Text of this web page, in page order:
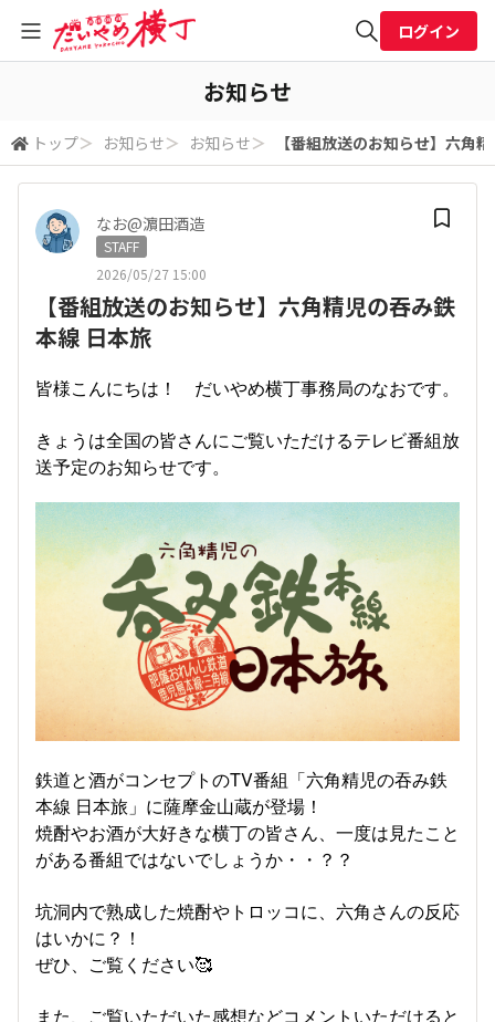
検索
ログイン
お知らせ
トップ＞ お知らせ＞ お知らせ＞ 【番組放送のお知らせ】六角
なお@濵田酒造
STAFF
2026/05/27 15:00
【番組放送のお知らせ】六角精児の吞み鉄
本線 日本旅
皆様こんにちは！ だいやめ横丁事務局のなおです。
きょうは全国の皆さんにご覧いただけるテレビ番組放
送予定のお知らせです。
鉄道と酒がコンセプトのTV番組「六角精児の吞み鉄
本線 日本旅」に薩摩金山蔵が登場！
焼酎やお酒が大好きな横丁の皆さん、一度は見たこと
がある番組ではないでしょうか・・？？
坑洞内で熟成した焼酎やトロッコに、六角さんの反応
はいかに？！
ぜひ、ご覧ください🥰
また、ご覧いただいた感想などコメントいただけると